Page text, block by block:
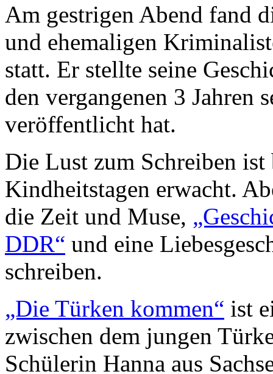
Am gestrigen Abend fand
und ehemaligen
statt. Er stellte seine
den vergangenen 3 Jahren
veröffentlicht hat.
Die Lust zum Schreiben
Kindheitstagen erwacht.
die Zeit und Muse,
DDR“ und eine
schreiben.
„Die Türken kommen“ ist
zwischen dem jungen
Schülerin Hanna aus